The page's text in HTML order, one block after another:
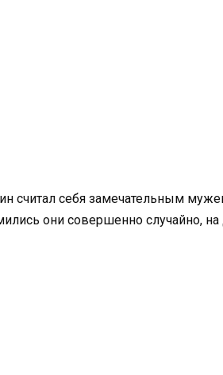
считал себя замечательным
они совершенно случайно,